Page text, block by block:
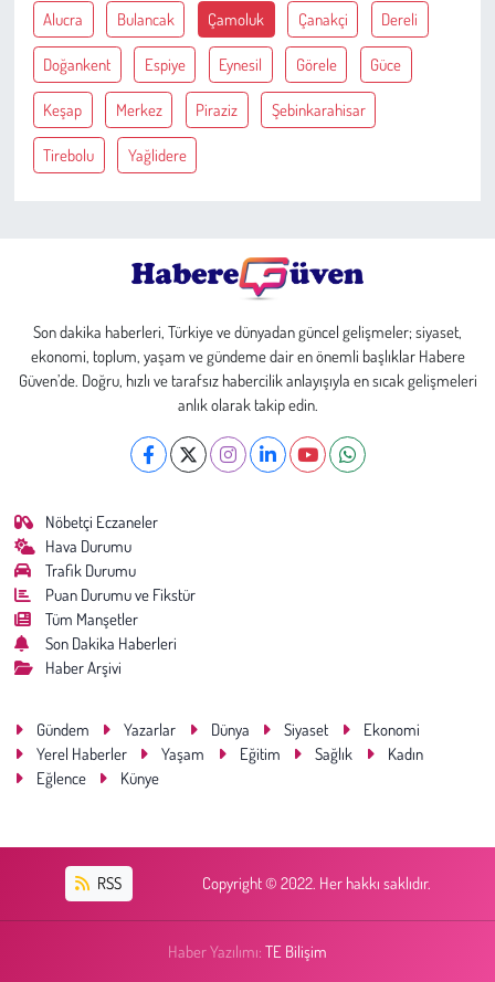
Alucra Bulancak Çamoluk Çanakçi Dereli
Doğankent Espiye Eynesil Görele Güce
Keşap Merkez Piraziz Şebinkarahisar
Tirebolu Yağlidere
Son dakika haberleri, Türkiye ve dünyadan güncel gelişmeler; siyaset,
ekonomi, toplum, yaşam ve gündeme dair en önemli başlıklar Habere
Güven’de. Doğru, hızlı ve tarafsız habercilik anlayışıyla en sıcak gelişmeleri
anlık olarak takip edin.
Nöbetçi Eczaneler
Hava Durumu
Trafik Durumu
Puan Durumu ve Fikstür
Tüm Manşetler
Son Dakika Haberleri
Haber Arşivi
Gündem Yazarlar Dünya Siyaset
Ekonomi
Yerel Haberler
Yaşam Eğitim Sağlık
Kadın
Eğlence
Künye
RSS Copyright © 2022. Her hakkı saklıdır.
Haber Yazılımı: TE Bilişim
Çevre
Galeri
Günün İçinden
Hukuk
Tarım
Son Dakika
Eğlence